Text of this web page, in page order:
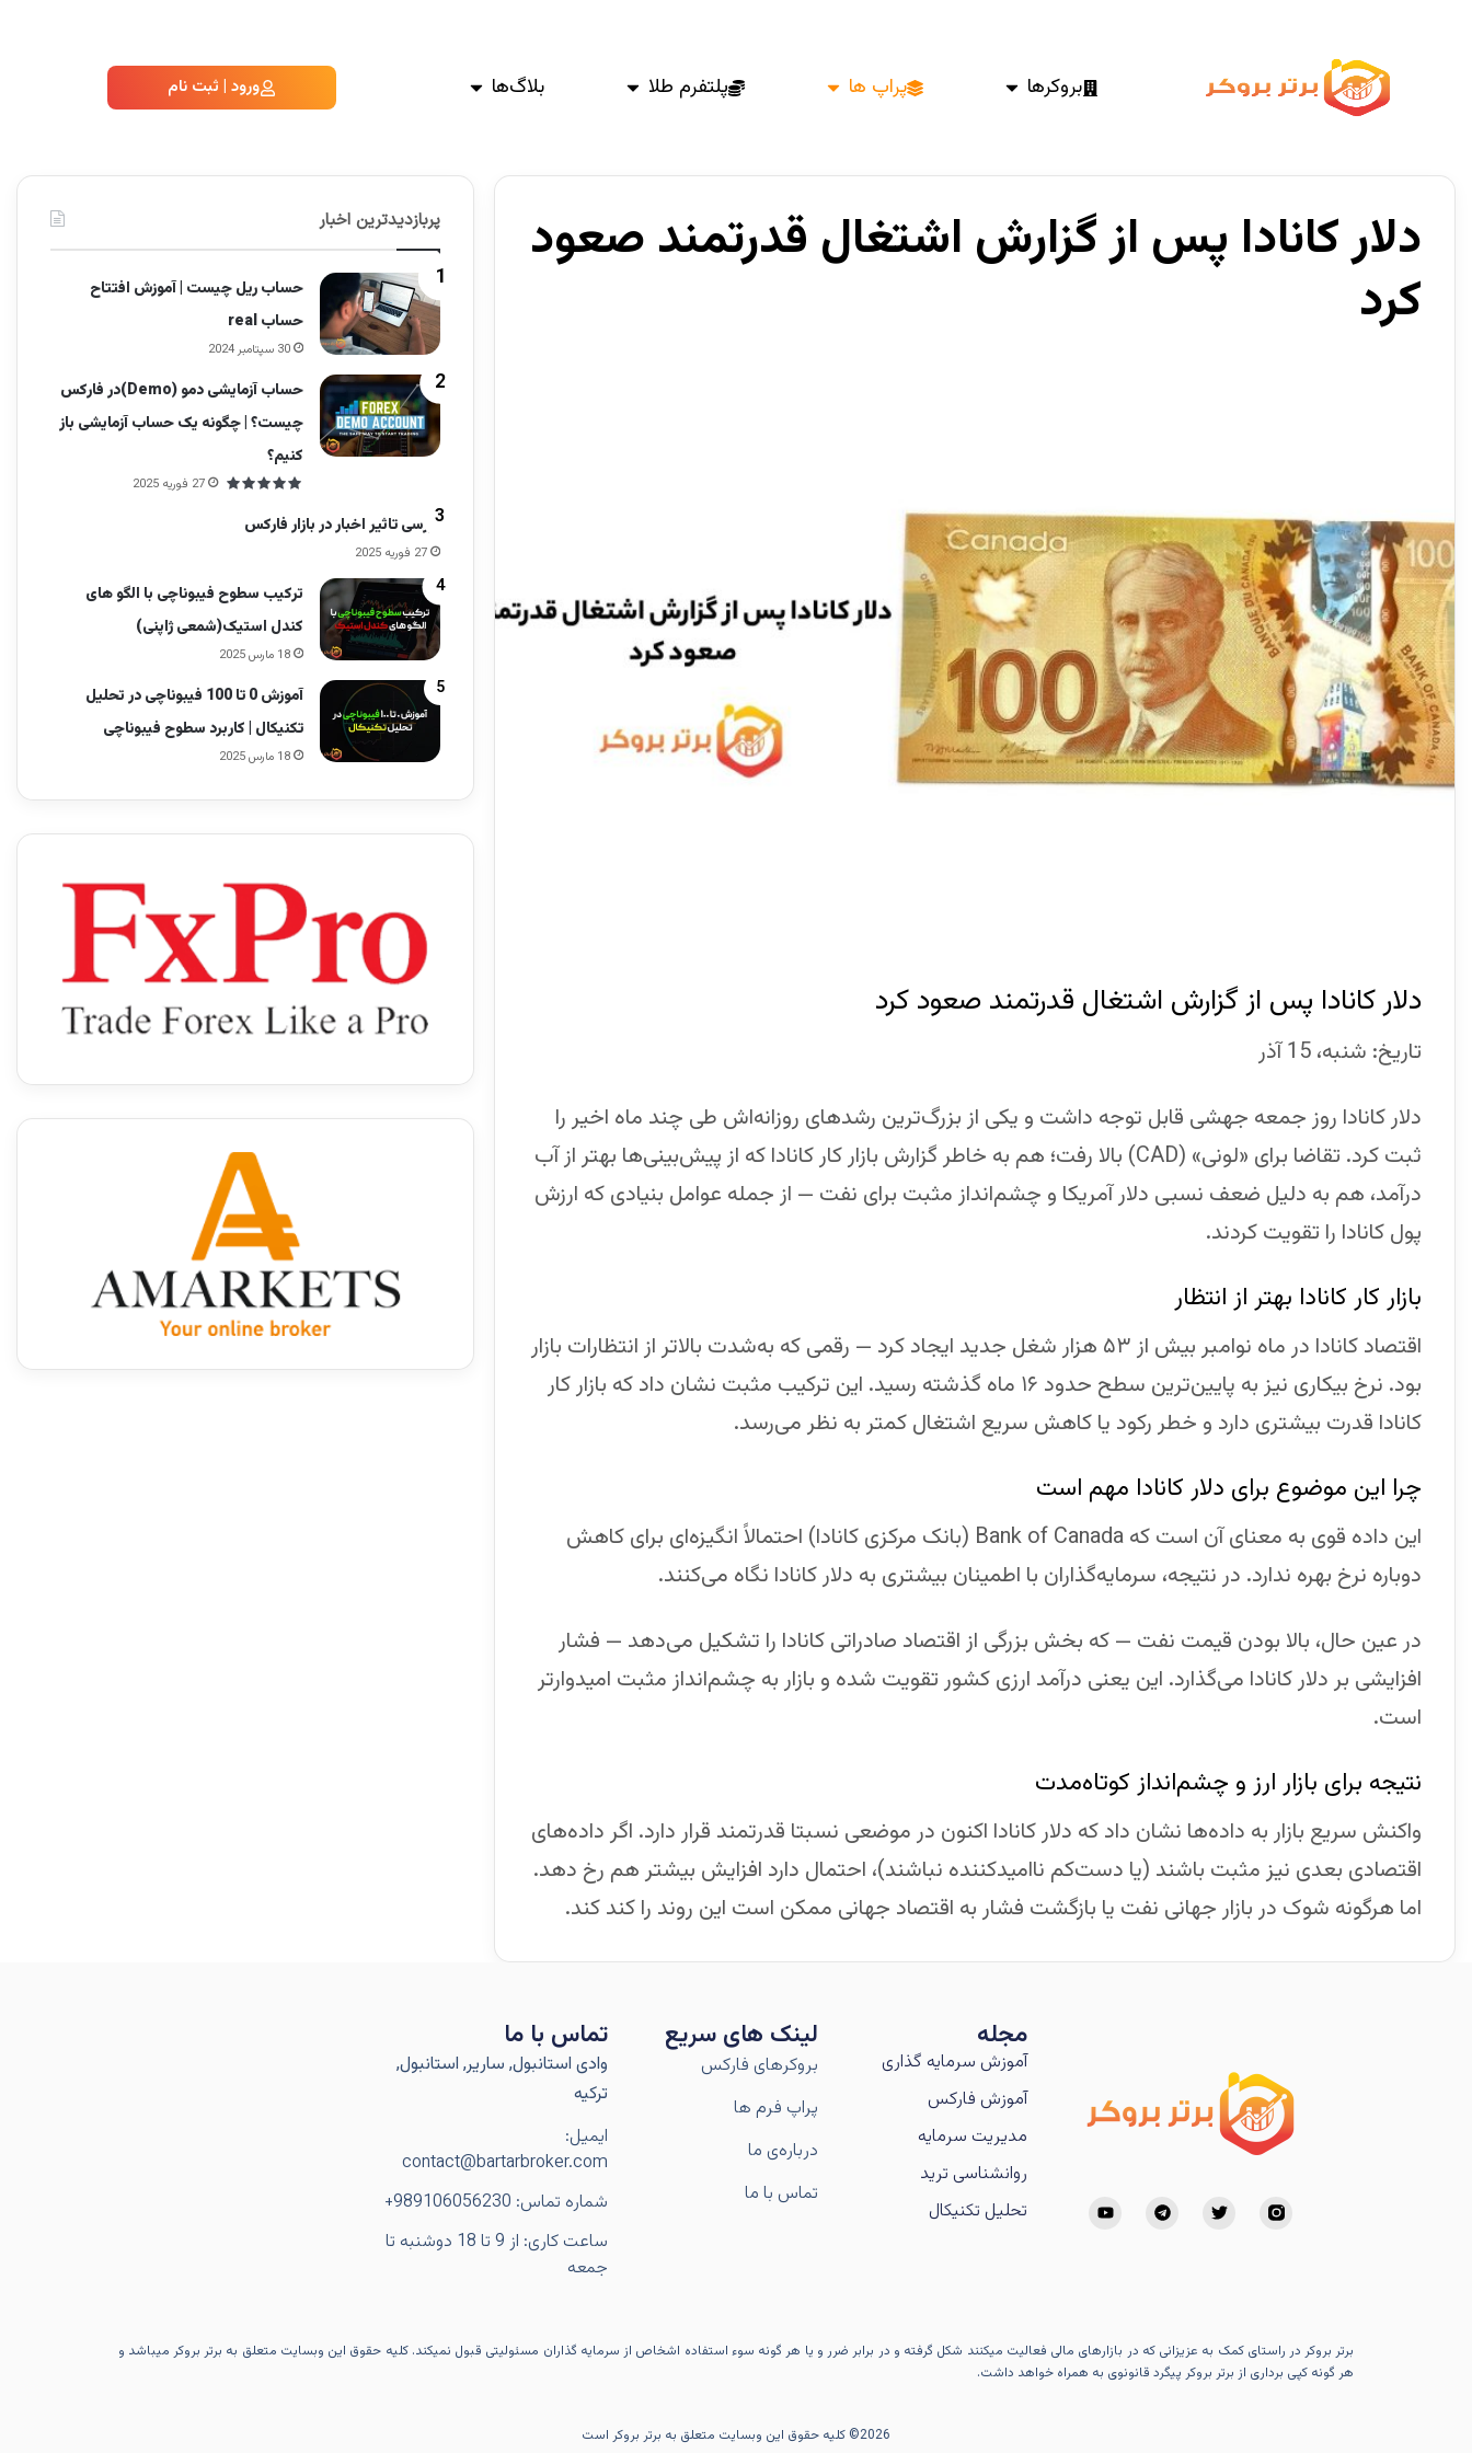
بروکرها پراپ ها پلتفرم طلا بلاگ‌ها ورود | ثبت نام
دلار کانادا پس از گزارش اشتغال قدرتمند صعود
کرد
دلار کانادا پس از گزارش اشتغال قدرتمند صعود کرد
تاریخ: شنبه، 15 آذر
دلار کانادا روز جمعه جهشی قابل توجه داشت و یکی از بزرگ‌ترین رشدهای روزانه‌اش طی چند ماه اخیر را
ثبت کرد. تقاضا برای «لونی» (CAD) بالا رفت؛ هم به خاطر گزارش بازار کار کانادا که از پیش‌بینی‌ها بهتر از آب
درآمد، هم به دلیل ضعف نسبی دلار آمریکا و چشم‌انداز مثبت برای نفت — از جمله عوامل بنیادی که ارزش
پول کانادا را تقویت کردند.
بازار کار کانادا بهتر از انتظار
اقتصاد کانادا در ماه نوامبر بیش از ۵۳ هزار شغل جدید ایجاد کرد — رقمی که به‌شدت بالاتر از انتظارات بازار
بود. نرخ بیکاری نیز به پایین‌ترین سطح حدود ۱۶ ماه گذشته رسید. این ترکیب مثبت نشان داد که بازار کار
کانادا قدرت بیشتری دارد و خطر رکود یا کاهش سریع اشتغال کمتر به نظر می‌رسد.
چرا این موضوع برای دلار کانادا مهم است
این داده قوی به معنای آن است که Bank of Canada (بانک مرکزی کانادا) احتمالاً انگیزه‌ای برای کاهش
دوباره نرخ بهره ندارد. در نتیجه، سرمایه‌گذاران با اطمینان بیشتری به دلار کانادا نگاه می‌کنند.
در عین حال، بالا بودن قیمت نفت — که بخش بزرگی از اقتصاد صادراتی کانادا را تشکیل می‌دهد — فشار
افزایشی بر دلار کانادا می‌گذارد. این یعنی درآمد ارزی کشور تقویت شده و بازار به چشم‌انداز مثبت امیدوارتر
است.
نتیجه برای بازار ارز و چشم‌انداز کوتاه‌مدت
واکنش سریع بازار به داده‌ها نشان داد که دلار کانادا اکنون در موضعی نسبتا قدرتمند قرار دارد. اگر داده‌های
اقتصادی بعدی نیز مثبت باشند (یا دست‌کم ناامیدکننده نباشند)، احتمال دارد افزایش بیشتر هم رخ دهد.
اما هرگونه شوک در بازار جهانی نفت یا بازگشت فشار به اقتصاد جهانی ممکن است این روند را کند کند.
پربازدیدترین اخبار
حساب ریل چیست | آموزش افتتاح
حساب real
30 سپتامبر 2024
حساب آزمایشی دمو (Demo)در فارکس
چیست؟ | چگونه یک حساب آزمایشی باز
کنیم؟
27 فوریه 2025
بررسی تاثیر اخبار در بازار فارکس
27 فوریه 2025
ترکیب سطوح فیبوناچی با الگو های
کندل استیک(شمعی ژاپنی)
18 مارس 2025
آموزش 0 تا 100 فیبوناچی در تحلیل
تکنیکال | کاربرد سطوح فیبوناچی
18 مارس 2025
مجله
آموزش سرمایه گذاری
آموزش فارکس
مدیریت سرمایه
روانشناسی ترید
تحلیل تکنیکال
لینک های سریع
بروکرهای فارکس
پراپ فرم ها
درباره‌ی ما
تماس با ما
تماس با ما
وادی استانبول, ساریر, استانبول,
ترکیه
ایمیل:
contact@bartarbroker.com
شماره تماس: 989106056230+
ساعت کاری: از 9 تا 18 دوشنبه تا
جمعه
برتر بروکر در راستای کمک به عزیزانی که در بازارهای مالی فعالیت میکنند شکل گرفته و در برابر ضرر و یا هر گونه سوء استفاده اشخاص از سرمایه گذاران مسئولیتی قبول نمیکند. کلیه حقوق این وبسایت متعلق به برتر بروکر میباشد و
هر گونه کپی برداری از برتر بروکر پیگرد قانونوی به همراه خواهد داشت.
2026© کلیه حقوق این وبسایت متعلق به برتر بروکر است